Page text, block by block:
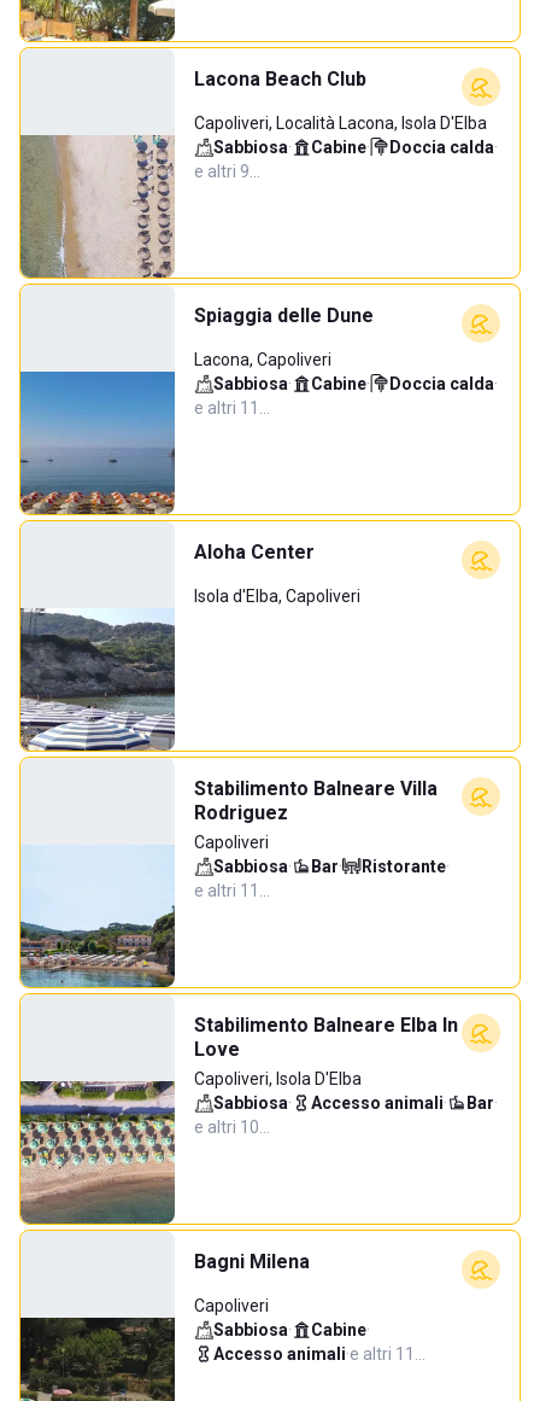
Lacona Beach Club
Capoliveri, Località Lacona, Isola D'Elba
Sabbiosa· Cabine· Doccia calda·
e altri 9…
Spiaggia delle Dune
Lacona, Capoliveri
Sabbiosa· Cabine· Doccia calda·
e altri 11…
Aloha Center
Isola d'Elba, Capoliveri
Stabilimento Balneare Villa
Rodriguez
Capoliveri
Sabbiosa· Bar· Ristorante·
e altri 11…
Stabilimento Balneare Elba In
Love
Capoliveri, Isola D'Elba
Sabbiosa· Accesso animali· Bar·
e altri 10…
Bagni Milena
Capoliveri
Sabbiosa· Cabine·
Accesso animali·e altri 11…